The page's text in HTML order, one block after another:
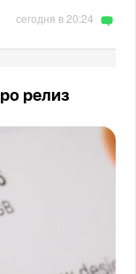
сегодня в 20:24
релиз